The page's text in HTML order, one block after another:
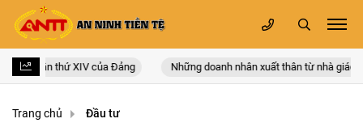
lần thứ XIV của Đảng Những doanh nhân xuất thân từ nhà giáo
Trang chủ Đầu tư